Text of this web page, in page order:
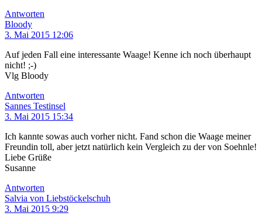
Antworten
Bloody
3. Mai 2015 12:06
Auf jeden Fall eine interessante Waage! Kenne ich noch überhaupt
nicht! ;-)
Vlg Bloody
Antworten
Sannes Testinsel
3. Mai 2015 15:34
Ich kannte sowas auch vorher nicht. Fand schon die Waage meiner
Freundin toll, aber jetzt natürlich kein Vergleich zu der von Soehnle!
Liebe Grüße
Susanne
Antworten
Salvia von Liebstöckelschuh
3. Mai 2015 9:29